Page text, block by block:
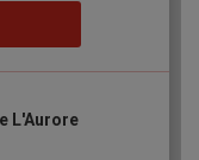
L'Aurore